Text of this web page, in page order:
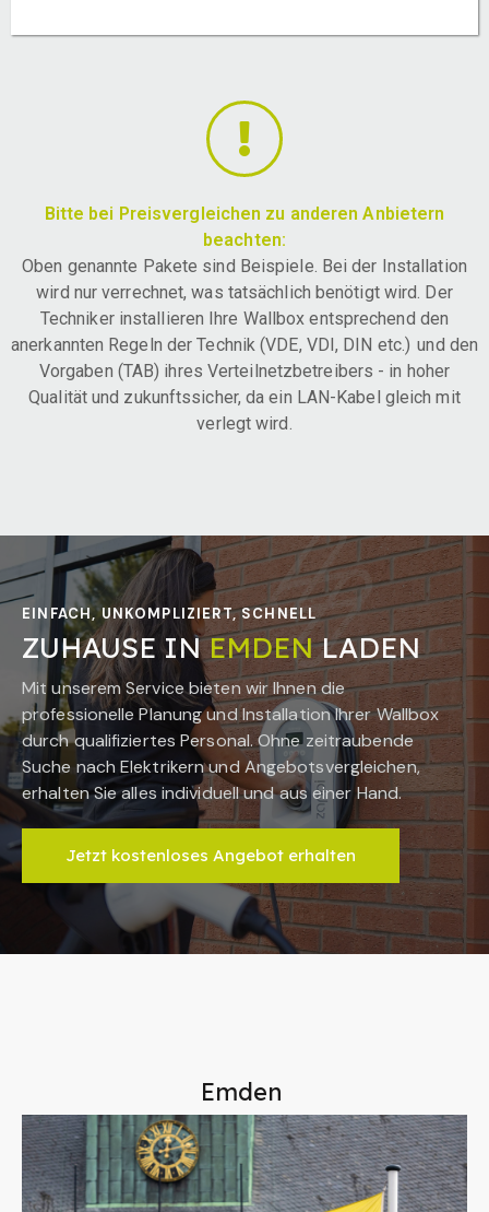
Bitte bei Preisvergleichen zu anderen Anbietern
beachten:
Oben genannte Pakete sind Beispiele. Bei der Installation
wird nur verrechnet, was tatsächlich benötigt wird. Der
Techniker installieren Ihre Wallbox entsprechend den
anerkannten Regeln der Technik (VDE, VDI, DIN etc.) und den
Vorgaben (TAB) ihres Verteilnetzbetreibers - in hoher
Qualität und zukunftssicher, da ein LAN-Kabel gleich mit
verlegt wird.
EINFACH, UNKOMPLIZIERT, SCHNELL
ZUHAUSE INEMDENLADEN
Mit unserem Service bieten wir Ihnen die
professionelle Planung und Installation Ihrer Wallbox
durch qualifiziertes Personal. Ohne zeitraubende
Suche nach Elektrikern und Angebotsvergleichen,
erhalten Sie alles individuell und aus einer Hand.
Jetzt kostenloses Angebot erhalten
Emden